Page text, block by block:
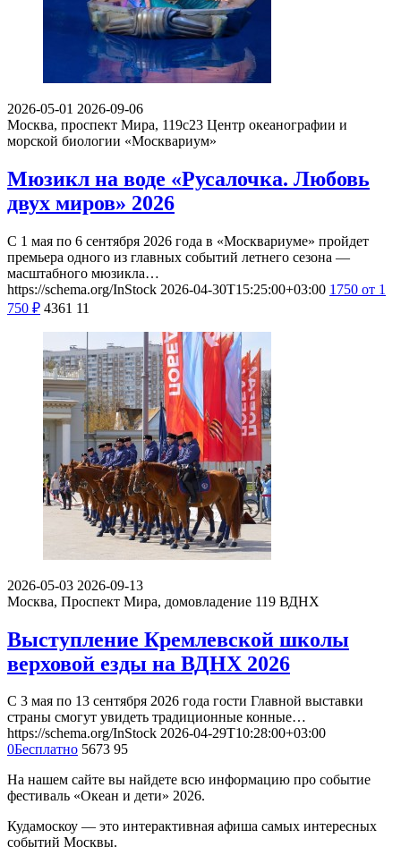
2026-05-01 2026-09-06
Москва, проспект Мира, 119с23 Центр океанографии и
морской биологии «Москвариум»
Мюзикл на воде «Русалочка. Любовь
двух миров» 2026
С 1 мая по 6 сентября 2026 года в «Москвариуме» пройдет
премьера одного из главных событий летнего сезона —
масштабного мюзикла…
https://schema.org/InStock 2026-04-30T15:25:00+03:00 1750 от 1
750 ₽ 4361 11
2026-05-03 2026-09-13
Москва, Проспект Мира, домовладение 119 ВДНХ
Выступление Кремлевской школы
верховой езды на ВДНХ 2026
С 3 мая по 13 сентября 2026 года гости Главной выставки
страны смогут увидеть традиционные конные…
https://schema.org/InStock 2026-04-29T10:28:00+03:00
0Бесплатно 5673 95
На нашем сайте вы найдете всю информацию про событие
фестиваль «Океан и дети» 2026.
Кудамоскоу — это интерактивная афиша самых интересных
событий Москвы.